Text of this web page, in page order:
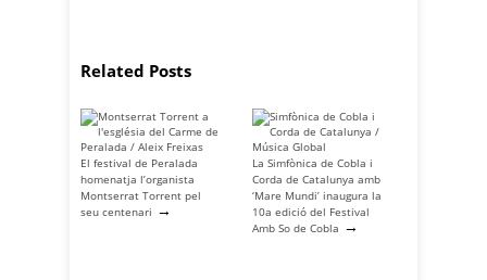
Related Posts
El festival de Peralada
homenatja l’organista
Montserrat Torrent pel
seu centenari →
La Simfònica de Cobla i
Corda de Catalunya amb
‘Mare Mundi’ inaugura la
10a edició del Festival
Amb So de Cobla →